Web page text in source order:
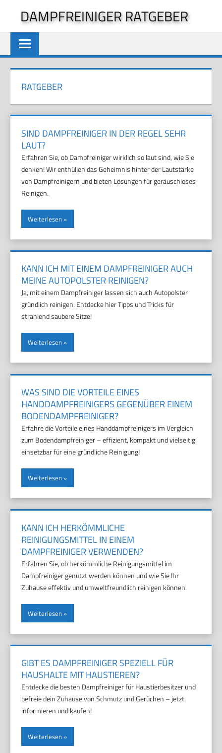
springen
DAMPFREINIGER RATGEBER
RATGEBER
SIND DAMPFREINIGER IN DER REGEL SEHR
LAUT?
Erfahren Sie, ob Dampfreiniger wirklich so laut sind, wie Sie
denken! Wir enthüllen das Geheimnis hinter der Lautstärke
von Dampfreinigern und bieten Lösungen für geräuschloses
Reinigen.
Weiterlesen
KANN ICH MIT EINEM DAMPFREINIGER AUCH
MEINE AUTOPOLSTER REINIGEN?
Ja, mit einem Dampfreiniger lassen sich auch Autopolster
gründlich reinigen. Entdecke hier Tipps und Tricks für
strahlend saubere Sitze!
Weiterlesen
WAS SIND DIE VORTEILE EINES
HANDDAMPFREINIGERS GEGENÜBER EINEM
BODENDAMPFREINIGER?
Erfahre die Vorteile eines Handdampfreinigers im Vergleich
zum Bodendampfreiniger – effizient, kompakt und vielseitig
einsetzbar für eine gründliche Reinigung!
Weiterlesen
KANN ICH HERKÖMMLICHE
REINIGUNGSMITTEL IN EINEM
DAMPFREINIGER VERWENDEN?
Erfahren Sie, ob herkömmliche Reinigungsmittel im
Dampfreiniger genutzt werden können und wie Sie Ihr
Zuhause effektiv und umweltfreundlich reinigen können.
Weiterlesen
GIBT ES DAMPFREINIGER SPEZIELL FÜR
HAUSHALTE MIT HAUSTIEREN?
Entdecke die besten Dampfreiniger für Haustierbesitzer und
befreie dein Zuhause von Schmutz und Gerüchen – jetzt
informieren und kaufen!
Weiterlesen